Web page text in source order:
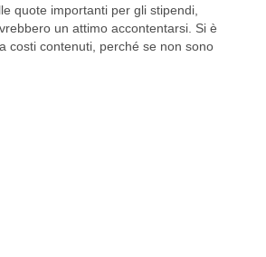
quote importanti per gli stipendi,
un attimo accontentarsi. Si è
costi contenuti, perché se non sono